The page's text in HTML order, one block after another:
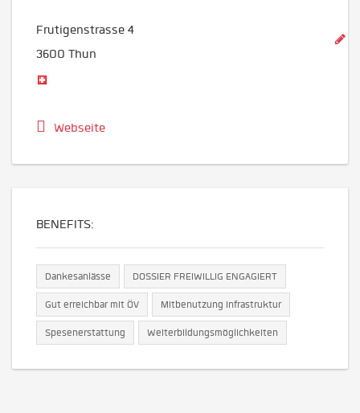
Frutigenstrasse 4
3600 Thun
Webseite
BENEFITS:
Dankesanlässe DOSSIER FREIWILLIG ENGAGIERT
Gut erreichbar mit ÖV Mitbenutzung Infrastruktur
Spesenerstattung Weiterbildungsmöglichkeiten